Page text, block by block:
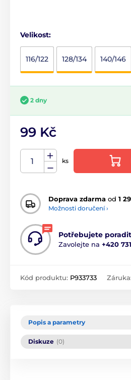
Velikost:
116/122 128/134 140/146
2 dny
99 Kč
ks
Doprava zdarma od 1
Možnosti doručení ›
Potřebujete
Zavolejte na +420
Kód produktu: P933733
Popis a parametry
Diskuze (0)